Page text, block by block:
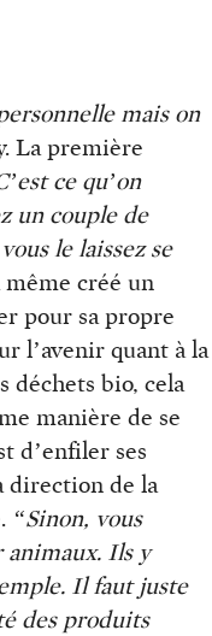
mais on
La première
ce qu’on
un couple de
le laissez se
créé un
pour sa propre
l’avenir quant à la
déchets bio, cela
manière de se
d’enfiler ses
direction de la
“Sinon, vous
animaux. Ils y
Il faut juste
des produits